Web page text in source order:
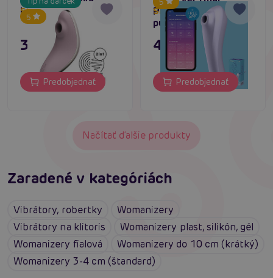
5
Lover 1 (Violet)
Skladom do týždňa
39,80 €
Predobjednať
5
Pleasure Mauve, air
pulse vibrátor
Skladom do týždňa
47,80 €
Predobjednať
Načítať ďalšie produkty
Zaradené v kategóriách
Vibrátory, robertky
Womanizery
Vibrátory na klitoris
Womanizery plast, silikón, gél
Womanizery fialová
Womanizery do 10 cm (krátký)
Womanizery 3-4 cm (štandard)